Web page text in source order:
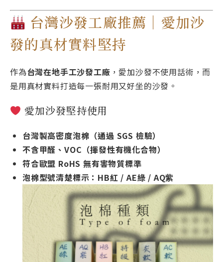
台灣沙發工廠推薦｜愛加沙
發的真材實料堅持
作為台灣在地手工沙發工廠 ，愛加沙發不使用話術，而
是用真材實料打造每一張耐用又好坐的沙發。
愛加沙發堅持使用
台灣製高密度泡棉（通過 SGS 檢驗）
不含甲醛、VOC（揮發性有機化合物）
符合歐盟 RoHS 無有害物質標準
泡棉型號清楚標示：HB紅 / AE綠 / AQ紫